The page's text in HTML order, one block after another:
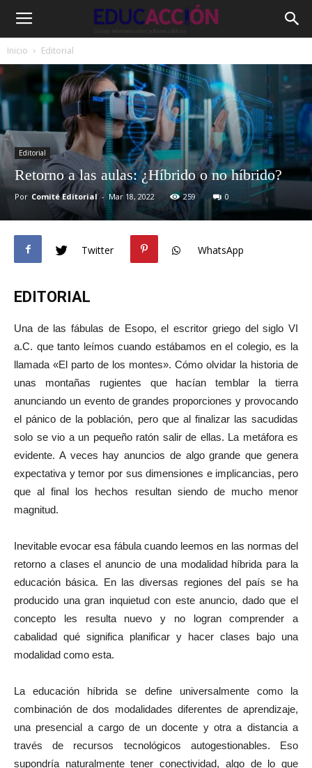
Inicio Editorial
Editorial
Retorno a las aulas: ¿Híbrido o no híbrido?
Por Comité Editorial - Mar 18, 2022 259 0
Twitter WhatsApp
EDITORIAL
Una de las fábulas de Esopo, el escritor griego del siglo VI
a.C. que tanto leímos cuando estábamos en el colegio, es la
llamada «El parto de los montes». Cómo olvidar la historia de
unas montañas rugientes que hacían temblar la tierra
anunciando un evento de grandes proporciones y provocando
el pánico de la población, pero que al finalizar las sacudidas
solo se vio a un pequeño ratón salir de ellas. La metáfora es
evidente. A veces hay anuncios de algo grande que genera
expectativa y temor por sus dimensiones e implicancias, pero
que al final los hechos resultan siendo de mucho menor
magnitud.
Inevitable evocar esa fábula cuando leemos en las normas del
retorno a clases el anuncio de una modalidad híbrida para la
educación básica. En las diversas regiones del país se ha
producido una gran inquietud con este anuncio, dado que el
concepto les resulta nuevo y no logran comprender a
cabalidad qué significa planificar y hacer clases bajo una
modalidad como esta.
La educación híbrida se define universalmente como la
combinación de dos modalidades diferentes de aprendizaje,
una presencial a cargo de un docente y otra a distancia a
través de recursos tecnológicos autogestionables. Eso
supondría naturalmente tener conectividad, algo de lo que